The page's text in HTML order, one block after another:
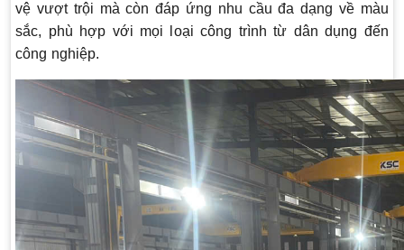
vệ vượt trội mà còn đáp ứng nhu cầu đa dạng về màu
sắc, phù hợp với mọi loại công trình từ dân dụng đến
công nghiệp.